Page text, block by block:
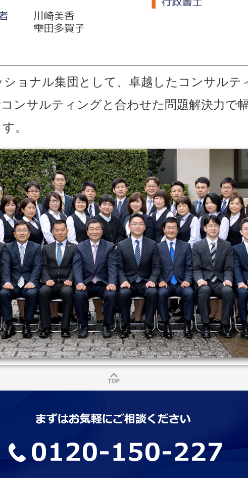
ョナル集団として、卓越したコンサルテ
ンサルティングと合わせた問題解決力で
。